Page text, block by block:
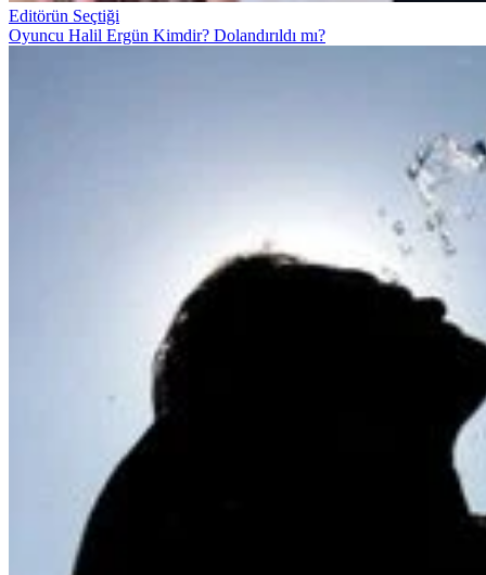
Editörün Seçtiği
Oyuncu Halil Ergün Kimdir? Dolandırıldı mı?